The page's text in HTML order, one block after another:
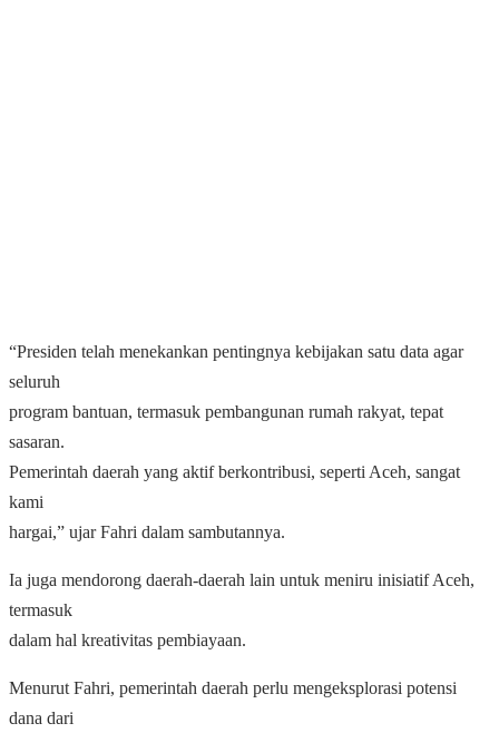
“Presiden telah menekankan pentingnya kebijakan satu data agar
seluruh
program bantuan, termasuk pembangunan rumah rakyat, tepat
sasaran.
Pemerintah daerah yang aktif berkontribusi, seperti Aceh, sangat
kami
hargai,” ujar Fahri dalam sambutannya.
Ia juga mendorong daerah-daerah lain untuk meniru inisiatif Aceh,
termasuk
dalam hal kreativitas pembiayaan.
Menurut Fahri, pemerintah daerah perlu mengeksplorasi potensi
dana dari